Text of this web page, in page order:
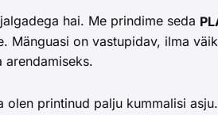
hai. Me prindime seda
Mänguasi on vastupidav, ilma
olen printinud palju kummalisi